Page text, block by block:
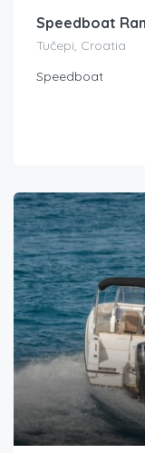
Speedboat
Tučepi, Croatia
Speedboat